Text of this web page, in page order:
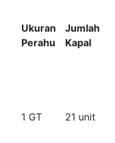
Ukuran
Perahu
Jumlah
Kapal
1 GT 21 unit